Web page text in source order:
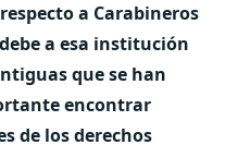
a Carabineros
a esa institución
que se han
encontrar
de los derechos